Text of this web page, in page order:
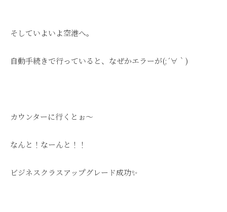
そしていよいよ空港へ。
自動手続きで行っていると、なぜかエラーが(;´∀｀)
カウンターに行くとぉ～
なんと！なーんと！！
ビジネスクラスアップグレード成功✨